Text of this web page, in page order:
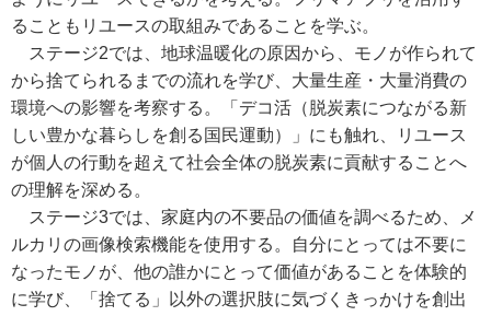
ることもリユースの取組みであることを学ぶ。
ステージ2では、地球温暖化の原因から、モノが作られて
から捨てられるまでの流れを学び、大量生産・大量消費の
環境への影響を考察する。「デコ活（脱炭素につながる新
しい豊かな暮らしを創る国民運動）」にも触れ、リユース
が個人の行動を超えて社会全体の脱炭素に貢献することへ
の理解を深める。
ステージ3では、家庭内の不要品の価値を調べるため、メ
ルカリの画像検索機能を使用する。自分にとっては不要に
なったモノが、他の誰かにとって価値があることを体験的
に学び、「捨てる」以外の選択肢に気づくきっかけを創出